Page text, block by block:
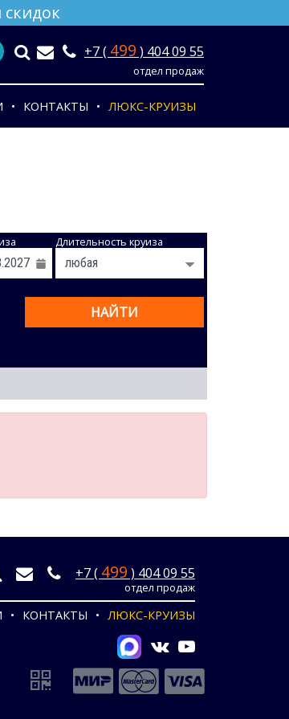
+7 ( 499 ) 404 09 55
отдел продаж
КОНТАКТЫ ЛЮКС-КРУИЗЫ
Длительность круиза
НАЙТИ
+7 ( 499 ) 404 09 55
отдел продаж
КОНТАКТЫ ЛЮКС-КРУИЗЫ